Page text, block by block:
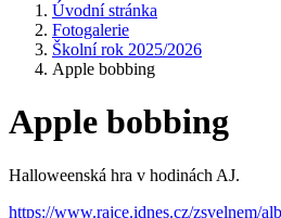
Úvodní stránka
Fotogalerie
Školní rok 2025/2026
Apple bobbing
Apple bobbing
Halloweenská hra v hodinách AJ.
https://www.rajce.idnes.cz/zsvelnem/